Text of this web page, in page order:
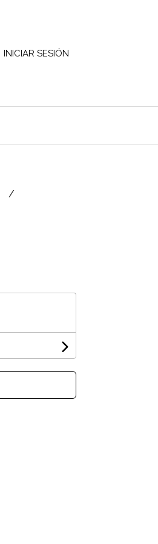
INICIAR SESIÓN